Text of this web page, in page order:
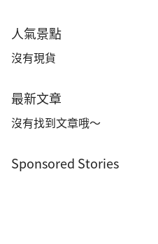
人氣景點
沒有現貨
最新文章
沒有找到文章哦～
Sponsored Stories